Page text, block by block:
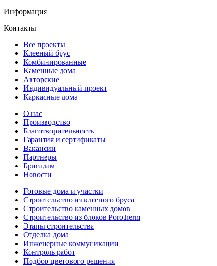
Информация
Контакты
Все проекты
Клееный брус
Комбинированные
Каменные дома
Авторские
Индивидуальный проект
Каркасные дома
О нас
Производство
Благотворительность
Гарантия и сертификаты
Вакансии
Партнеры
Бригадам
Новости
Готовые дома и участки
Строительство из клееного бруса
Строительство каменных домов
Строительство из блоков Porotherm
Этапы строительства
Отделка дома
Инженерные коммуникации
Контроль работ
Подбор цветового решения